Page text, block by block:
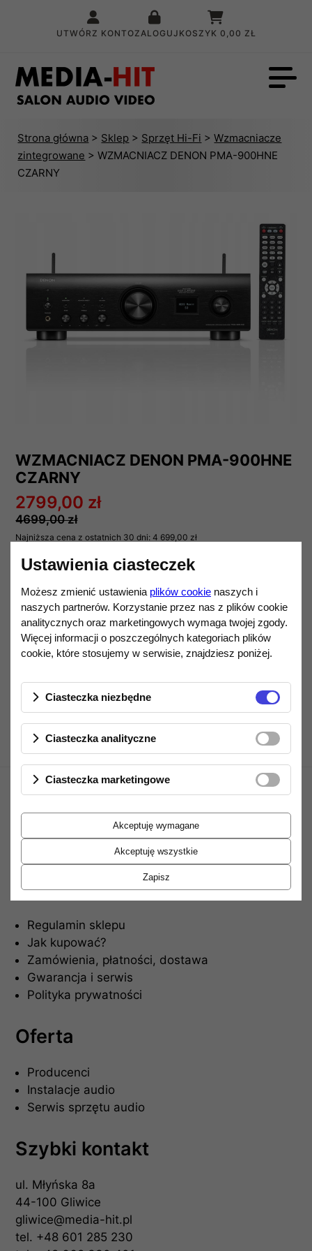
UTWÓRZ KONTOZALOGUJ KOSZYK 0,00 ZŁ
Strona główna > Sklep > Sprzęt Hi-Fi >Wzmacniacze
zintegrowane > WZMACNIACZ DENON PMA-900HNE
CZARNY
WZMACNIACZ DENON PMA-900HNE
CZARNY
2799,00 zł
4699,00 zł
Najniższa cena z ostatnich 30 dni:4 699,00 zł
Ilość DO KOSZYKA
Informacje
Regulamin sklepu
Jak kupować?
Zamówienia, płatności, dostawa
Gwarancja i serwis
Polityka prywatności
Oferta
Producenci
Instalacje audio
Serwis sprzętu audio
Szybki kontakt
ul. Młyńska 8a
44-100 Gliwice
gliwice@media-hit.pl
tel. +48 601 285 230
Ustawienia ciasteczek
Możesz zmienić ustawienia plików cookie naszych i
naszych partnerów. Korzystanie przez nas z plików cookie
analitycznych oraz marketingowych wymaga twojej zgody.
Więcej informacji o poszczególnych kategoriach plików
cookie, które stosujemy w serwisie, znajdziesz poniżej.
Ciasteczka niezbędne
Ciasteczka analityczne
Ciasteczka marketingowe
Akceptuję wymagane
Akceptuję wszystkie
Zapisz